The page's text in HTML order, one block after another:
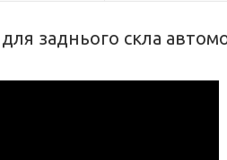
заднього скла